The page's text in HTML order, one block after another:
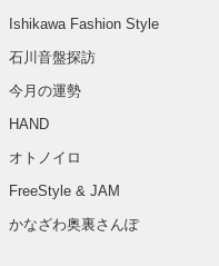
Ishikawa Fashion Style
石川音盤探訪
今月の運勢
HAND
オトノイロ
FreeStyle & JAM
かなざわ奥裏さんぽ